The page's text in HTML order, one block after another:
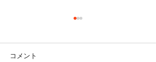
コメント